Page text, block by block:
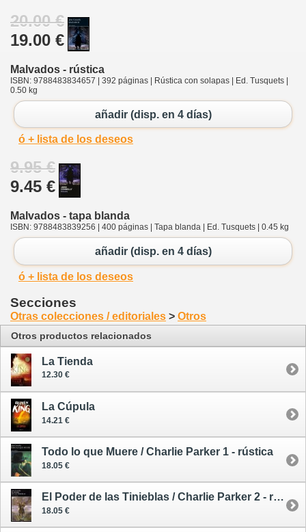
20.00 €
19.00 €
Malvados - rústica
ISBN: 9788483834657 | 392 páginas | Rústica con solapas | Ed. Tusquets |
0.50 kg
añadir (disp. en 4 días)
ó + lista de los deseos
9.95 €
9.45 €
Malvados - tapa blanda
ISBN: 9788483839256 | 400 páginas | Tapa blanda | Ed. Tusquets | 0.45 kg
añadir (disp. en 4 días)
ó + lista de los deseos
Secciones
Otras colecciones / editoriales > Otros
Otros productos relacionados
La Tienda
12.30 €
La Cúpula
14.21 €
Todo lo que Muere / Charlie Parker 1 - rústica
18.05 €
El Poder de las Tinieblas / Charlie Parker 2 - rústica
18.05 €